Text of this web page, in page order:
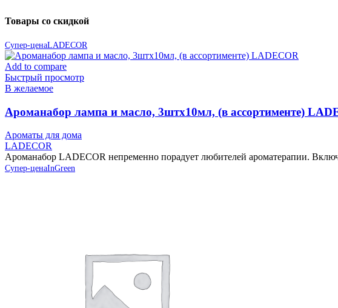
Товары со скидкой
Супер-ценаLADECOR
Add to compare
Быстрый просмотр
В желаемое
Ароманабор лампа и масло, 3штx10мл, (в ассортименте)
Ароматы для дома
LADECOR
Ароманабор LADECOR непременно порадует любителей ароматерапии.
Супер-ценаInGreen